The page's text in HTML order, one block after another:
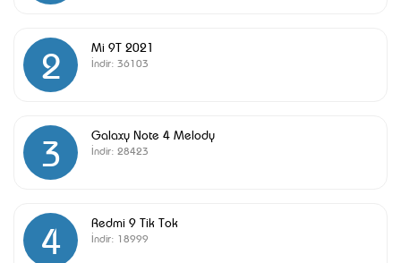
2 Mi 9T 2021
İndir: 36103
3 Galaxy Note 4 Melody
İndir: 28423
4 Redmi 9 Tik Tok
İndir: 18999